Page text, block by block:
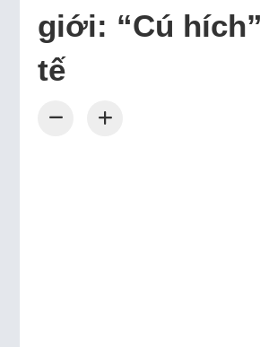
giới: “Cú
tế